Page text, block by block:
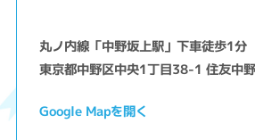
丸ノ内線「中野坂上駅」下車徒歩1分
東京都中野区中央1丁目38-1 住友中
Google Mapを開く